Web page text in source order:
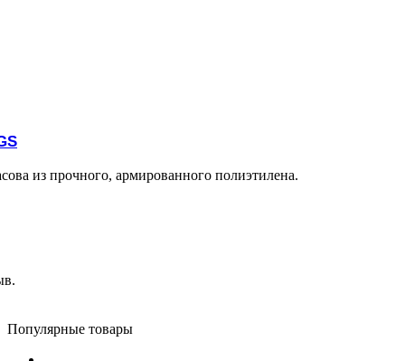
из прочного, армированного полиэтилена.
Популярные товары